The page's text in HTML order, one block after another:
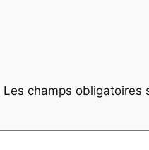
Les champs obligatoires